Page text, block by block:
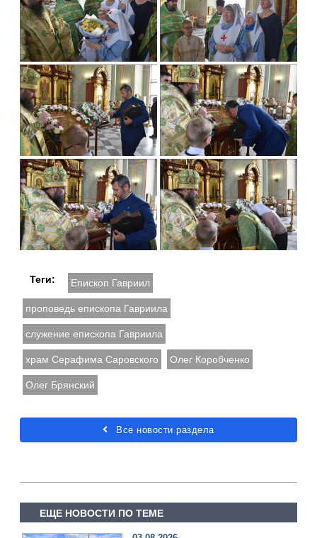
Теги: Епископ Гавриил
проповедь епископа Гавриила
служение епископа Гавриила
храм Серафима Саровского Олег Коробченко
Олег Брянский
Все новости раздела
ЕЩЕ НОВОСТИ ПО ТЕМЕ